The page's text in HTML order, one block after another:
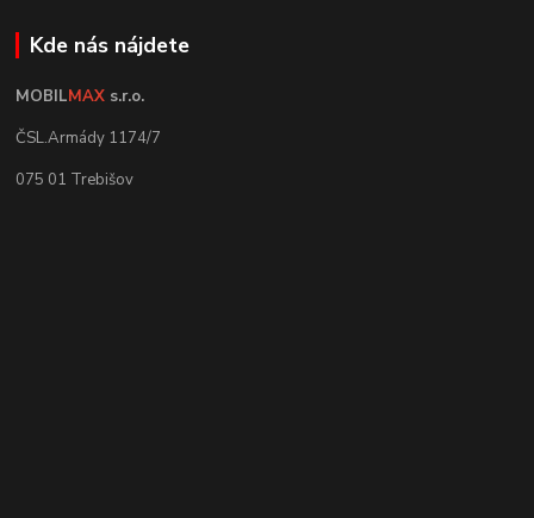
Kde nás nájdete
MOBILMAX s.r.o.
ČSL.Armády 1174/7
075 01 Trebišov